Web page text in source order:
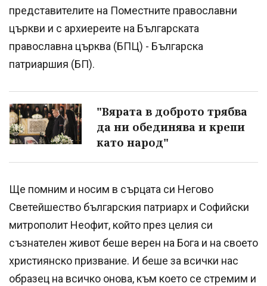
представителите на Поместните православни
църкви и с архиереите на Българската
православна църква (БПЦ) - Българска
патриаршия (БП).
"Вярата в доброто трябва
да ни обединява и крепи
като народ"
Ще помним и носим в сърцата си Негово
Светейшество българския патриарх и Софийски
митрополит Неофит, който през целия си
съзнателен живот беше верен на Бога и на своето
християнско призвание. И беше за всички нас
образец на всичко онова, към което се стремим и